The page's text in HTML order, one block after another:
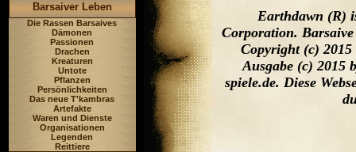
Barsaiver Leben
Die Rassen Barsaives
Dämonen
Passionen
Drachen
Kreaturen
Untote
Pflanzen
Persönlichkeiten
Das neue T'kambras
Artefakte
Waren und Dienste
Organisationen
Legenden
Reittiere
Earthdawn (R)
Corporation.
Copyright (c)
Ausgabe (c) 2015
spiele.de. Diese